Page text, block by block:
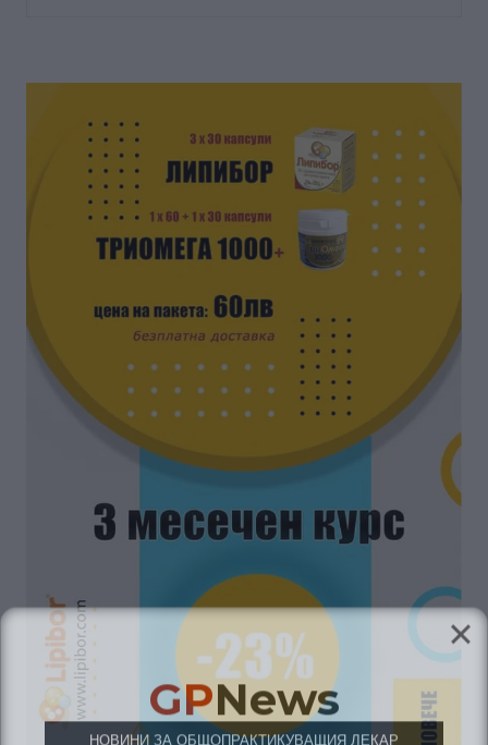
GPNews
НОВИНИ ЗА ОБЩОПРАКТИКУВАЩИЯ ЛЕКАР